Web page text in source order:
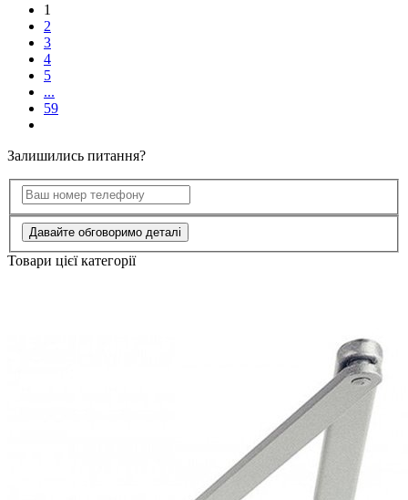
1
2
3
4
5
...
59
Залишились питання?
Давайте обговоримо деталі
Товари цієї категорії